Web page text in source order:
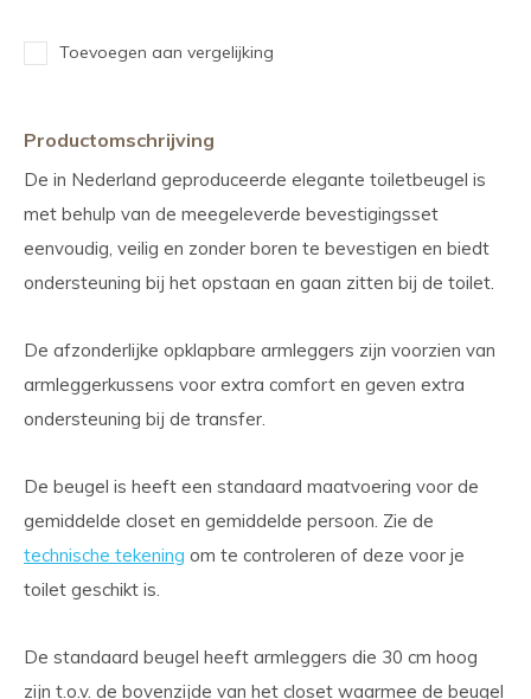
Toevoegen aan vergelijking
Productomschrijving
De in Nederland geproduceerde elegante toiletbeugel is
met behulp van de meegeleverde bevestigingsset
eenvoudig, veilig en zonder boren te bevestigen en biedt
ondersteuning bij het opstaan en gaan zitten bij de toilet.
De afzonderlijke opklapbare armleggers zijn voorzien van
armleggerkussens voor extra comfort en geven extra
ondersteuning bij de transfer.
De beugel is heeft een standaard maatvoering voor de
gemiddelde closet en gemiddelde persoon. Zie de
technische tekening om te controleren of deze voor je
toilet geschikt is.
De standaard beugel heeft armleggers die 30 cm hoog
zijn t.o.v. de bovenzijde van het closet waarmee de beugel